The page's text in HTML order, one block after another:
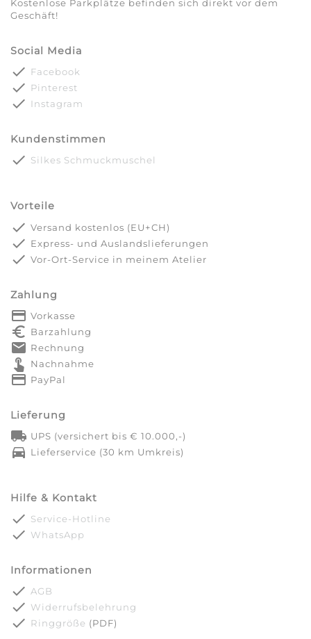
Kostenlose Parkplätze befinden sich direkt vor dem
Geschäft!
Social Media
done Facebook
done Pinterest
done Instagram
Kundenstimmen
done Silkes Schmuckmuschel
Vorteile
done Versand kostenlos (EU+CH)
done Express- und Auslandslieferungen
done Vor-Ort-Service in meinem Atelier
Zahlung
payment Vorkasse
euro_symbol Barzahlung
markunread Rechnung
touch_app Nachnahme
credit_card PayPal
Lieferung
local_shipping UPS (versichert bis € 10.000,-)
directions_car Lieferservice (30 km Umkreis)
Hilfe & Kontakt
done Service-Hotline
done WhatsApp
Informationen
done AGB
done Widerrufsbelehrung
done Ringgröße (PDF)